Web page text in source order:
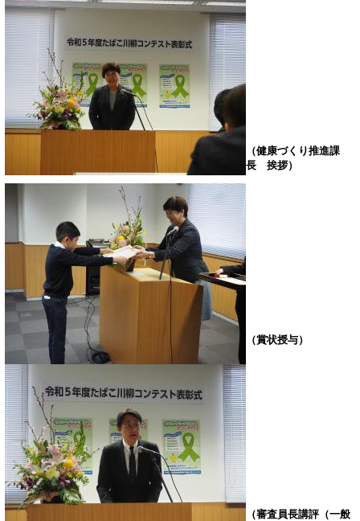
（健康づくり推進課
長 挨拶）
（賞状授与）
（審査員長講評（一般